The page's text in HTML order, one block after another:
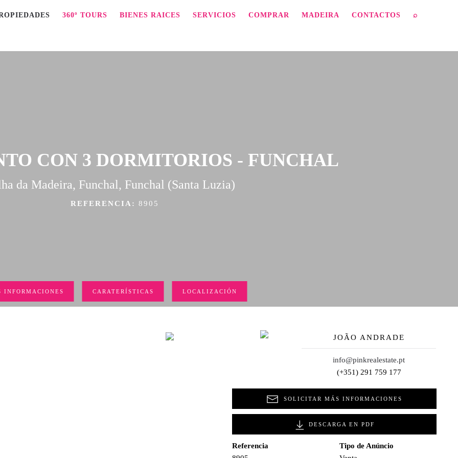
360º TOURS BIENES RAICES SERVICIOS COMPRAR MADEIRA CONTACTOS ⌕
CON 3 DORMITORIOS - FUNCHAL
da Madeira, Funchal, Funchal (Santa Luzia)
REFERENCIA: 8905
INFORMACIONES CARATERÍSTICAS LOCALIZACIÓN
JOÃO ANDRADE
info@pinkrealestate.pt
(+351) 291 759 177
SOLICITAR MÁS INFORMACIONES
DESCARGA EN PDF
Referencia
Tipo de Anúncio